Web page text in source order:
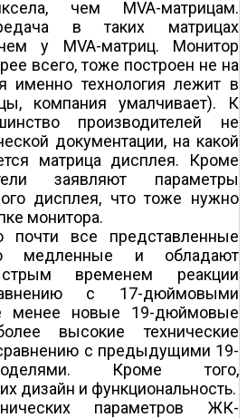
чем MVA-матрицам.
в таких матрицах
у MVA-матриц. Монитор
всего, тоже построен не на
именно технология лежит в
компания умалчивает). К
производителей не
документации, на какой
матрица дисплея. Кроме
заявляют параметры
дисплея, что тоже нужно
монитора.
почти все представленные
медленные и обладают
временем реакции
с 17-дюймовыми
менее новые 19-дюймовые
высокие технические
с предыдущими 19-
Кроме того,
дизайн и функциональность.
параметров ЖК-